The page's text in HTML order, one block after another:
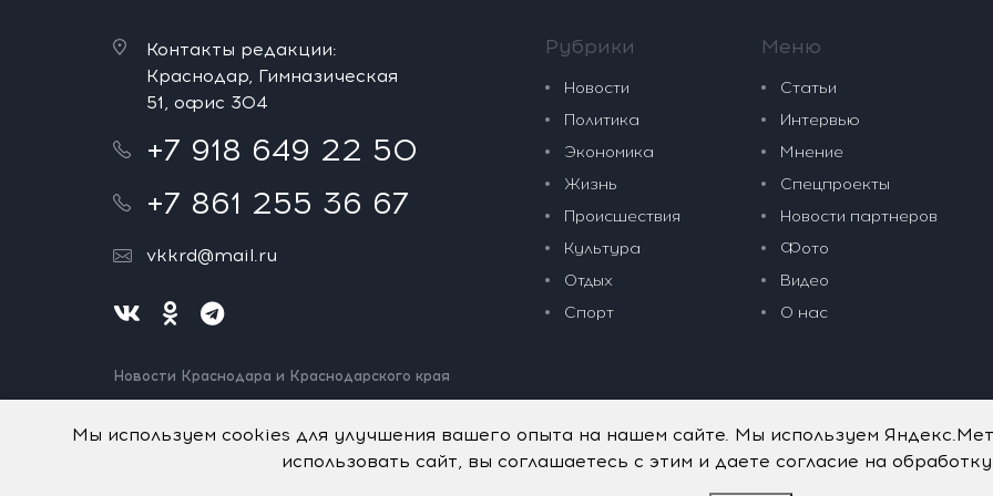
Контакты редакции:
Краснодар, Гимназическая
51, офис 304
+7 918 649 22 50
+7 861 255 36 67
vkkrd@mail.ru
Новости Краснодара и Краснодарского края
Нашли ошибку? Выделите и нажмите Ctrl+Enter.
Рубрики
Новости
Политика
Экономика
Жизнь
Происшествия
Культура
Отдых
Спорт
Меню
Статьи
Интервью
Мнение
Спецпроекты
Новости партнеров
Фото
Видео
О нас
Мы используем cookies для улучшения вашего опыта на нашем сайте. Мы используем
использовать сайт, вы соглашаетесь с этим и даете согласие на